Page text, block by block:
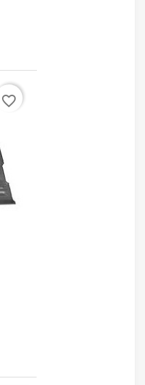
favorite_border